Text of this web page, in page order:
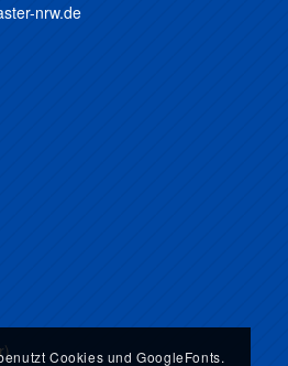
nrw.de
Cookies und GoogleFonts.